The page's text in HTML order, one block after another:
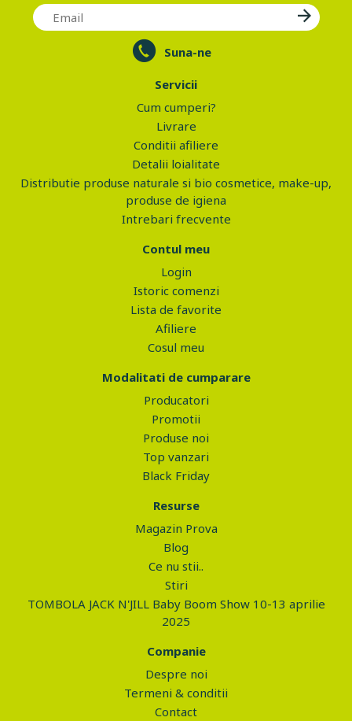
Suna-ne
Servicii
Cum cumperi?
Livrare
Conditii afiliere
Detalii loialitate
Distributie produse naturale si bio cosmetice, make-up,
produse de igiena
Intrebari frecvente
Contul meu
Login
Istoric comenzi
Lista de favorite
Afiliere
Cosul meu
Modalitati de cumparare
Producatori
Promotii
Produse noi
Top vanzari
Black Friday
Resurse
Magazin Prova
Blog
Ce nu stii..
Stiri
TOMBOLA JACK N'JILL Baby Boom Show 10-13 aprilie
2025
Companie
Despre noi
Termeni & conditii
Contact